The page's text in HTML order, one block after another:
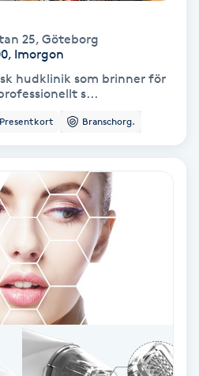
25, Göteborg
Imorgon
hudklinik som brinner för
s...
Presentkort Branschorg.